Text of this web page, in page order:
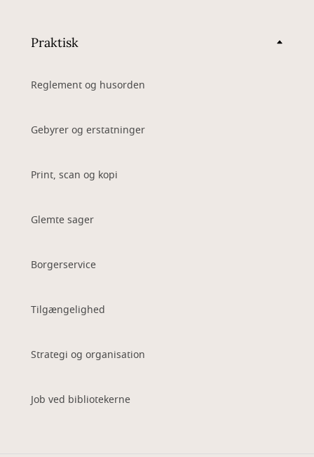
Praktisk
Reglement og husorden
Gebyrer og erstatninger
Print, scan og kopi
Glemte sager
Borgerservice
Tilgængelighed
Strategi og organisation
Job ved bibliotekerne